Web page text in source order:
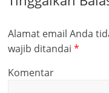
Alamat email Anda
wajib ditandai*
Komentar